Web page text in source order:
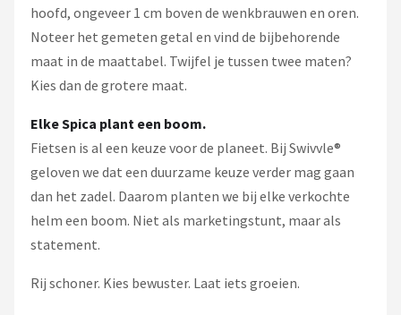
hoofd, ongeveer 1 cm boven de wenkbrauwen en oren.
Noteer het gemeten getal en vind de bijbehorende
maat in de maattabel. Twijfel je tussen twee maten?
Kies dan de grotere maat.
Elke Spica plant een boom.
Fietsen is al een keuze voor de planeet. Bij Swivvle®
geloven we dat een duurzame keuze verder mag gaan
dan het zadel. Daarom planten we bij elke verkochte
helm een boom. Niet als marketingstunt, maar als
statement.
Rij schoner. Kies bewuster. Laat iets groeien.